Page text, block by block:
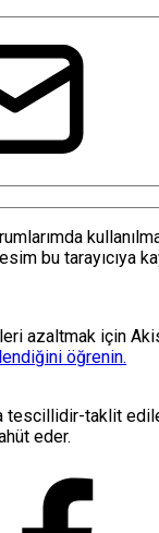
bu tarayıcıya
azaltmak için
öğrenin.
tescillidir-taklit
eder.